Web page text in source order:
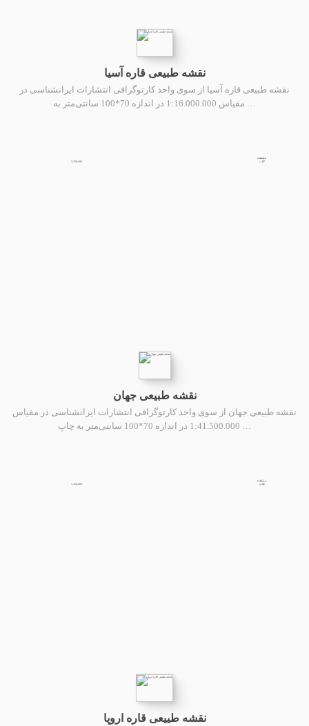
نقشه طبیعی قاره آسیا
نقشه طبیعی قاره آسیا از سوی واحد کارتوگرافی انتشارات ایرانشناسی در
مقیاس 1:16.000.000 در اندازه 70*100 سانتی‌متر به …
2,100,000
مشاهده
کتاب
نقشه طبیعی جهان
نقشه طبیعی جهان از سوی واحد کارتوگرافی انتشارات ایرانشناسی در مقیاس
1:41.500.000 در اندازه 70*100 سانتی‌متر به چاپ …
1,350,000
مشاهده
کتاب
نقشه طییعی قاره اروپا